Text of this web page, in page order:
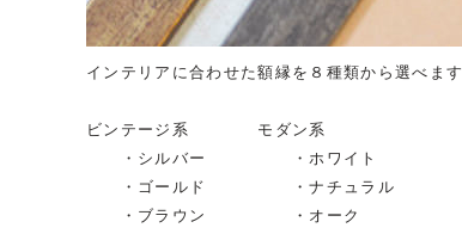
インテリアに合わせた額縁を８種類から選べます
ビンテージ系 モダン系
・シルバー ・ホワイト
・ゴールド ・ナチュラル
・ブラウン ・オーク